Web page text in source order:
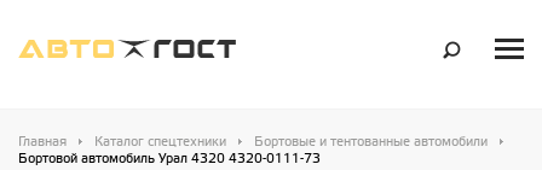
Главная Каталог спецтехники
Бортовые и тентованные автомобили
Бортовой автомобиль Урал 4320 4320-0111-73